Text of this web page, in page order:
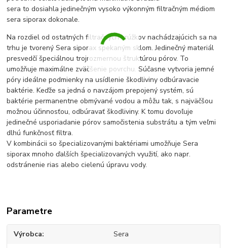
sera to dosiahla jedinečným vysoko výkonným filtračným médiom
sera siporax dokonale.
Na rozdiel od ostatných filtračných krúžkov nachádzajúcich sa na
trhu je tvorený Sera siporax spekaným sklom. Jedinečný materiál
presvedčí špeciálnou trojrozmernou štruktúrou pórov. To
umožňuje maximálne zväčšenie povrchu. Súčasne vytvoria jemné
póry ideálne podmienky na usídlenie škodliviny odbúravacie
baktérie. Keďže sa jedná o navzájom prepojený systém, sú
baktérie permanentne obmývané vodou a môžu tak, s najväčšou
možnou účinnosťou, odbúravať škodliviny. K tomu dovoľuje
jedinečné usporiadanie pórov samočistenia substrátu a tým veľmi
dlhú funkčnosť filtra.
V kombinácii so špecializovanými baktériami umožňuje Sera
siporax mnoho ďalších špecializovaných využití, ako napr.
odstránenie rias alebo cielenú úpravu vody.
Parametre
Výrobca Sera